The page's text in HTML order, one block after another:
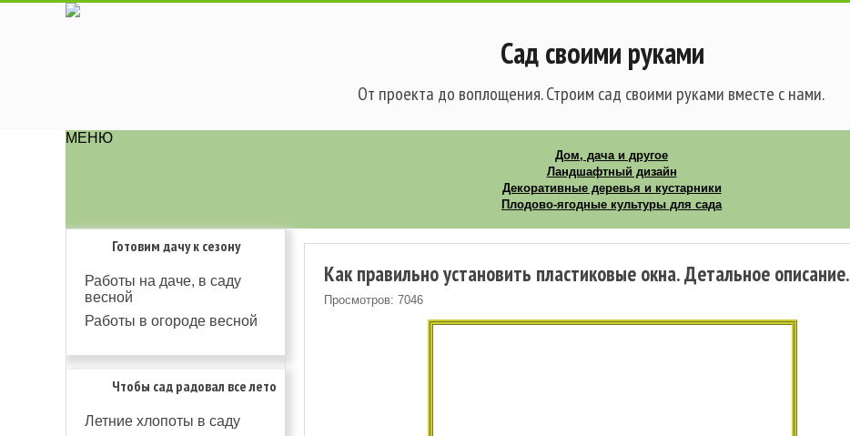
Сад своими руками
От проекта до воплощения. Строим сад своими руками вместе с нами.
МЕНЮ
Дом, дача и другое
Ландшафтный дизайн
Декоративные деревья и кустарники
Плодово-ягодные культуры для сада
Готовим дачу к сезону
Работы на даче, в саду
весной
Работы в огороде весной
Чтобы сад радовал все лето
Летние хлопоты в саду
Как правильно установить пластиковые окна. Детальное описание.
Просмотров: 7046